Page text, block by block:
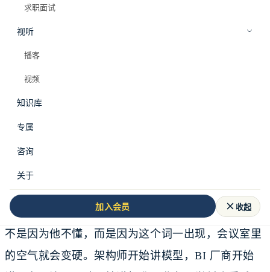
求职面试
视听
播客
视频
知识库
专属
咨询
关于
加入会员 收起
有个数据分析师跟我说，他现在最怕听到三个字。
语义层。
不是因为他不懂，而是因为这个词一出现，会议室里
的空气就会变硬。架构师开始讲模型，BI 厂商开始